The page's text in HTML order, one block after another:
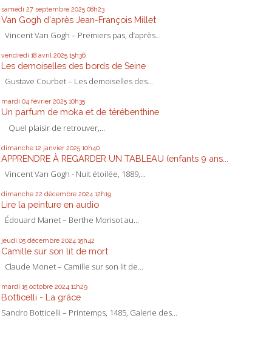
samedi 27 septembre 2025 08h23
Van Gogh d'après Jean-François Millet
Vincent Van Gogh – Premiers pas, d’après...
vendredi 18 avril 2025 15h36
Les demoiselles des bords de Seine
Gustave Courbet – Les demoiselles des...
mardi 04 février 2025 10h35
Un parfum de moka et de térébenthine
Quel plaisir de retrouver,...
dimanche 12 janvier 2025 10h40
APPRENDRE À REGARDER UN TABLEAU (enfants 9 ans...
Vincent Van Gogh - Nuit étoilée, 1889,...
dimanche 22 décembre 2024 12h19
Lire la peinture en audio
Édouard Manet – Berthe Morisot au...
jeudi 05 décembre 2024 15h42
Camille sur son lit de mort
Claude Monet – Camille sur son lit de...
mardi 15 octobre 2024 11h29
Botticelli - La grâce
Sandro Botticelli – Printemps, 1485, Galerie des...